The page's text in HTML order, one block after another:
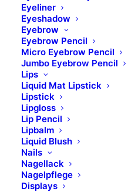
Eyeliner
Eyeshadow
Eyebrow
Eyebrow Pencil
Micro Eyebrow Pencil
Jumbo Eyebrow Pencil
Lips
Liquid Mat Lipstick
Lipstick
Lipgloss
Lip Pencil
Lipbalm
Liquid Blush
Nails
Nagellack
Nagelpflege
Displays
Wachsperlen, wasser-
Heißwachsen
garantiert ein
Arbeiten
Durchmesser 110 mm,
ART. 7100096